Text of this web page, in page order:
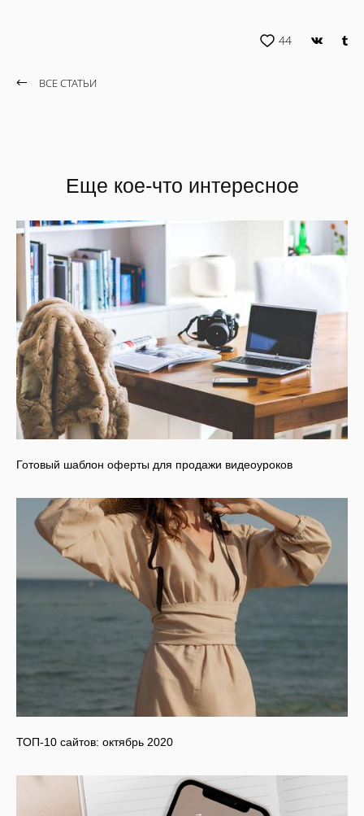
44
ВСЕ СТАТЬИ
Еще кое-что интересное
Готовый шаблон оферты для продажи видеоуроков
ТОП-10 сайтов: октябрь 2020